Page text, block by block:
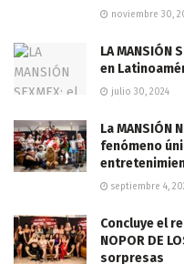
noviembre 30,
LA MANSIÓN
en
julio 30, 2024
La MANSIÓN
fenómeno
septiembre 4,
Concluye el
NOPOR DE
sorpresas